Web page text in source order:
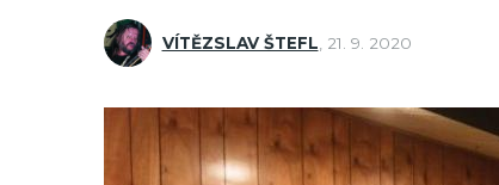
VÍTĚZSLAV ŠTEFL 21. 9. 2020